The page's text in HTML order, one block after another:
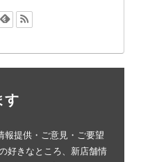
す
報提供・ご意見・ご要望
好きなところ、新店舗情